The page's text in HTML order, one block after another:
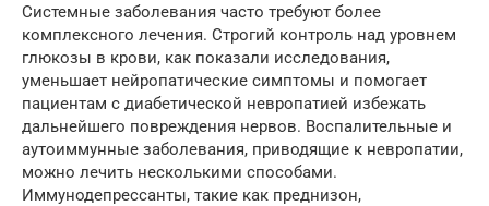
Системные заболевания часто требуют более
комплексного лечения. Строгий контроль над уровнем
глюкозы в крови, как показали исследования,
уменьшает нейропатические симптомы и помогает
пациентам с диабетической невропатией избежать
дальнейшего повреждения нервов. Воспалительные и
аутоиммунные заболевания, приводящие к невропатии,
можно лечить несколькими способами.
Иммунодепрессанты, такие как преднизон,